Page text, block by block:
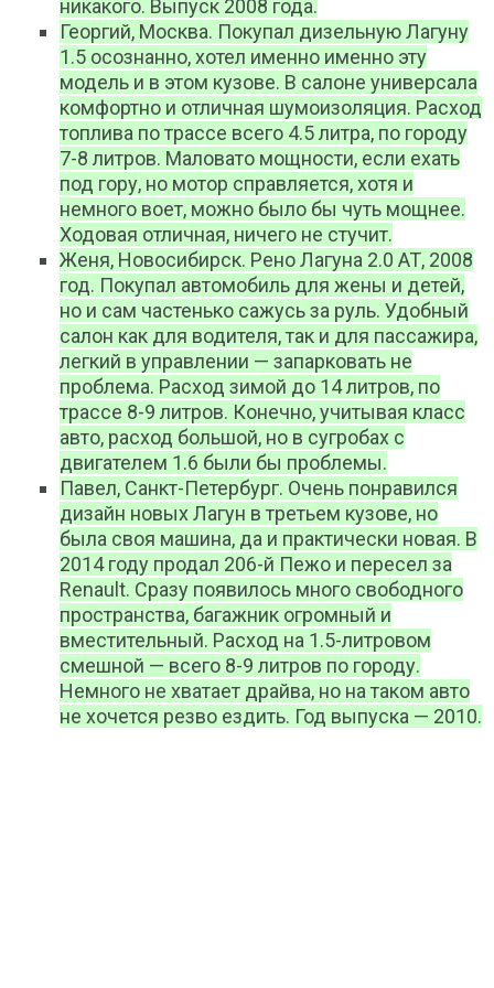
никакого. Выпуск 2008 года.
Георгий, Москва. Покупал дизельную Лагуну
1.5 осознанно, хотел именно именно эту
модель и в этом кузове. В салоне универсала
комфортно и отличная шумоизоляция. Расход
топлива по трассе всего 4.5 литра, по городу
7-8 литров. Маловато мощности, если ехать
под гору, но мотор справляется, хотя и
немного воет, можно было бы чуть мощнее.
Ходовая отличная, ничего не стучит.
Женя, Новосибирск. Рено Лагуна 2.0 АТ, 2008
год. Покупал автомобиль для жены и детей,
но и сам частенько сажусь за руль. Удобный
салон как для водителя, так и для пассажира,
легкий в управлении — запарковать не
проблема. Расход зимой до 14 литров, по
трассе 8-9 литров. Конечно, учитывая класс
авто, расход большой, но в сугробах с
двигателем 1.6 были бы проблемы.
Павел, Санкт-Петербург. Очень понравился
дизайн новых Лагун в третьем кузове, но
была своя машина, да и практически новая. В
2014 году продал 206-й Пежо и пересел за
Renault. Сразу появилось много свободного
пространства, багажник огромный и
вместительный. Расход на 1.5-литровом
смешной — всего 8-9 литров по городу.
Немного не хватает драйва, но на таком авто
не хочется резво ездить. Год выпуска — 2010.